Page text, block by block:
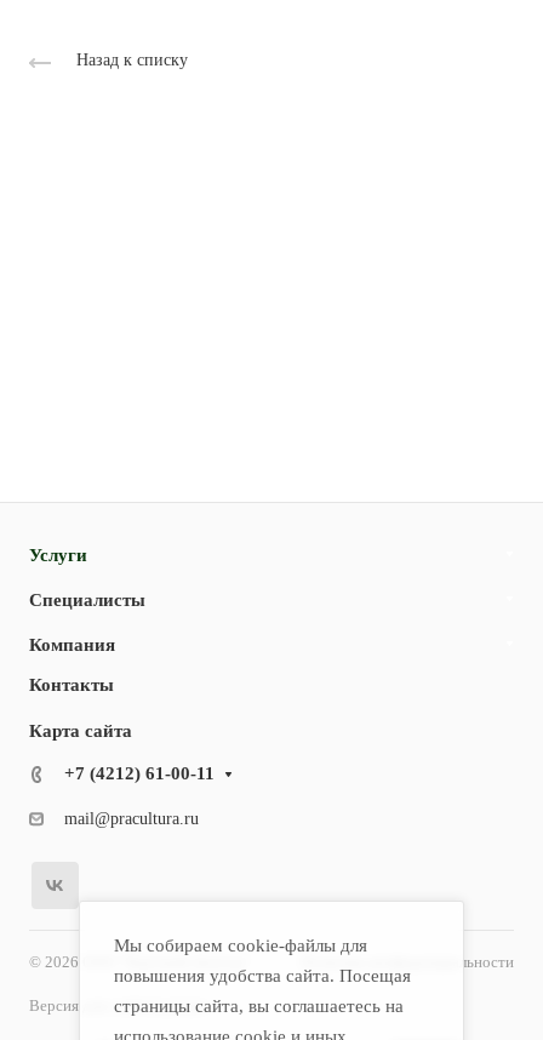
Назад к списку
Услуги
Специалисты
Компания
Контакты
Карта сайта
+7 (4212) 61-00-11
mail@pracultura.ru
© 2026 ООО "Хороший Доктор" Политика конфиденциальности
Версия для слабовидящих
Мы собираем cookie-файлы для
повышения удобства сайта. Посещая
страницы сайта, вы соглашаетесь на